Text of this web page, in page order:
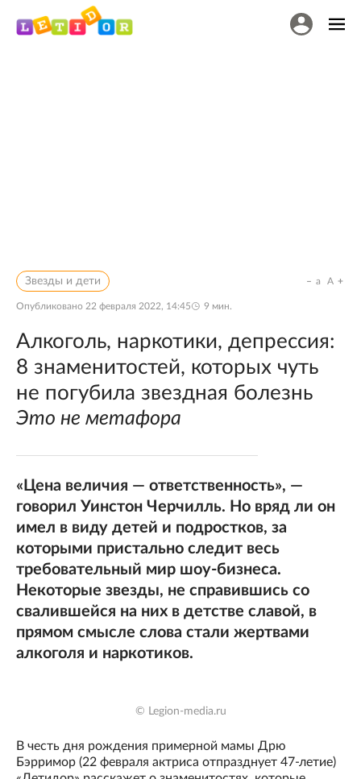
Звезды и дети
Опубликовано 22 февраля 2022, 14:45 9 мин.
a A
Алкоголь, наркотики, депрессия:
8 знаменитостей, которых чуть
не погубила звездная болезнь
Это не метафора
«Цена величия — ответственность», —
говорил Уинстон Черчилль. Но вряд ли он
имел в виду детей и подростков, за
которыми пристально следит весь
требовательный мир шоу-бизнеса.
Некоторые звезды, не справившись со
свалившейся на них в детстве славой, в
прямом смысле слова стали жертвами
алкоголя и наркотиков.
© Legion-media.ru
В честь дня рождения примерной мамы Дрю
Бэрримор (22 февраля актриса отпразднует 47-летие)